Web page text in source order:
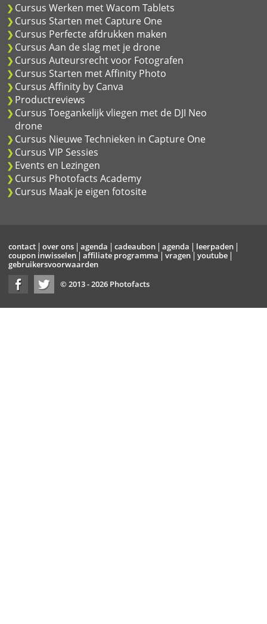
Cursus Werken met Wacom Tablets
Cursus Starten met Capture One
Cursus Perfecte afdrukken maken
Cursus Aan de slag met je drone
Cursus Auteursrecht voor Fotografen
Cursus Starten met Affinity Photo
Cursus Affinity by Canva
Productreviews
Cursus Toegankelijk vliegen met de DJI Neo
drone
Cursus Nieuwe Technieken in Capture One
Cursus VIP Sessies
Events en Lezingen
Cursus Photofacts Academy
Cursus Maak je eigen fotosite
contact over ons agenda cadeaubon agenda
leerpaden
coupon inwisselen
affiliate programma vragen
youtube
gebruikersvoorwaarden
© 2013 - 2026 Photofacts